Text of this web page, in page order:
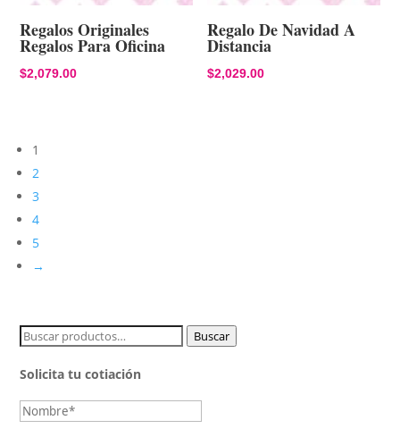
Regalos Originales
Regalos Para Oficina
$2,079.00
Regalo De Navidad A
Distancia
$2,029.00
1
2
3
4
5
→
Buscar
Buscar
Solicita tu cotiación